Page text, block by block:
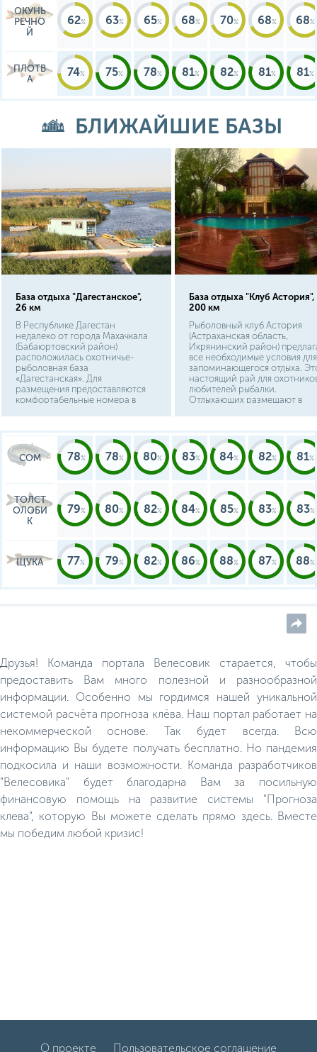
южной и восточной стороны.
ОКУНЬ
РЕЧНО
Й
62 63 65 68 70 68 68
ПЛОТВ
А
74 75 78 81 82 81 81
БЛИЖАЙШИЕ БАЗЫ
База отдыха "Дагестанское",
26 км
В Республике Дагестан
недалеко от города Махачкала
(Бабаюртовский район)
расположилась охотничье-
рыболовная база
«Дагестанская». Для
размещения предоставляются
комфортабельные номера в
База отдыха "Клуб Астория",
200 км
Рыболовный клуб Астория
(Астраханская область,
Икрянинский район)
все необходимые условия для
запоминающегося отдыха.
настоящий рай для
любителей рыбалки.
Отдыхающих размещают в
корпусе. Питание может
осуществляться в ресторане
же отдыхающие могут сами
готовить себе еду на мини-
СОМ 78 78 80 83 84 82 81
ТОЛСТ
ОЛОБИ
К
79 80 82 84 85 83 83
ЩУКА 77 79 82 86 88 87 88
Друзья! Команда портала Велесовик старается, чтобы
предоставить Вам много полезной и разнообразной
информации. Особенно мы гордимся нашей уникальной
системой расчёта прогноза клёва. Наш портал работает на
некоммерческой основе. Так будет всегда. Всю
информацию Вы будете получать бесплатно. Но пандемия
подкосила и наши возможности. Команда разработчиков
"Велесовика" будет благодарна Вам за посильную
финансовую помощь на развитие системы "Прогноза
клева", которую Вы можете сделать прямо здесь. Вместе
мы победим любой кризис!
О проекте Пользовательское соглашение